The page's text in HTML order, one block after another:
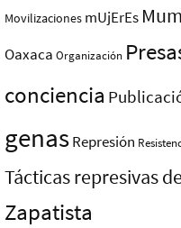
Movilizaciones mUjErEs
Oaxaca Organización
conciencia
genasRepresión
Tácticas represivas
Zapatista